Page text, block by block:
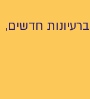
חדשים,